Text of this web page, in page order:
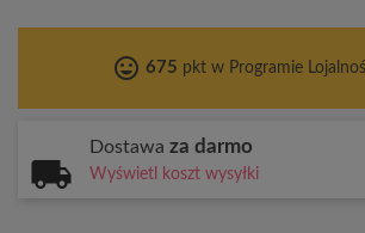
tag_faces 675 pkt w Programie
Dostawa za darmo
Wyświetl koszt wysyłki